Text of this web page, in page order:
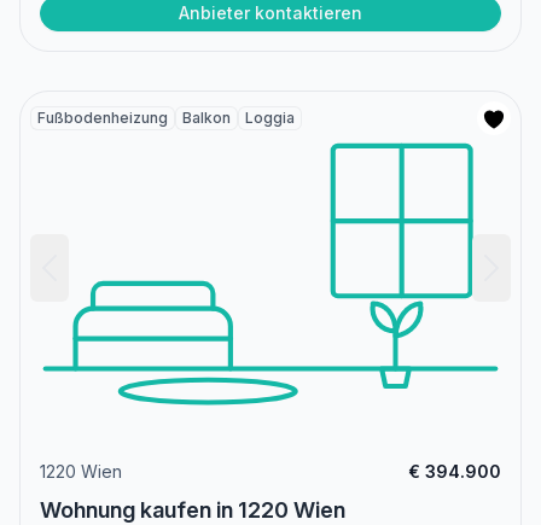
Anbieter kontaktieren
Fußbodenheizung Balkon Loggia
1220 Wien € 394.900
Wohnung kaufen in 1220 Wien